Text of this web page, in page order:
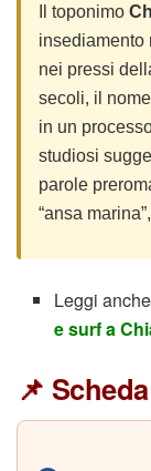
Il toponimo
insediamento
nei pressi
secoli, il
in un
studiosi
parole
“ansa
Leggi
e surf a
📌